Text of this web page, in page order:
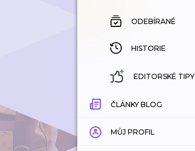
ODEBÍRANÉ
HISTORIE
EDITORSKÉ TIPY
ČLÁNKY BLOG
MŮJ PROFIL